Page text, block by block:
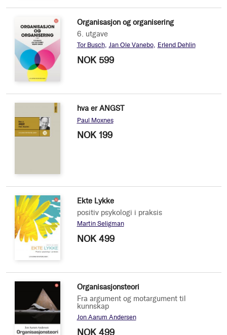
Organisasjon og organisering
6. utgave
Tor Busch Jan Ole Vanebo Erlend Dehlin
NOK 599
hva er ANGST
Paul Moxnes
NOK 199
Ekte Lykke
positiv psykologi i praksis
Martin Seligman
NOK 499
Organisasjonsteori
Fra argument og motargument til
kunnskap
Jon Aarum Andersen
NOK 499